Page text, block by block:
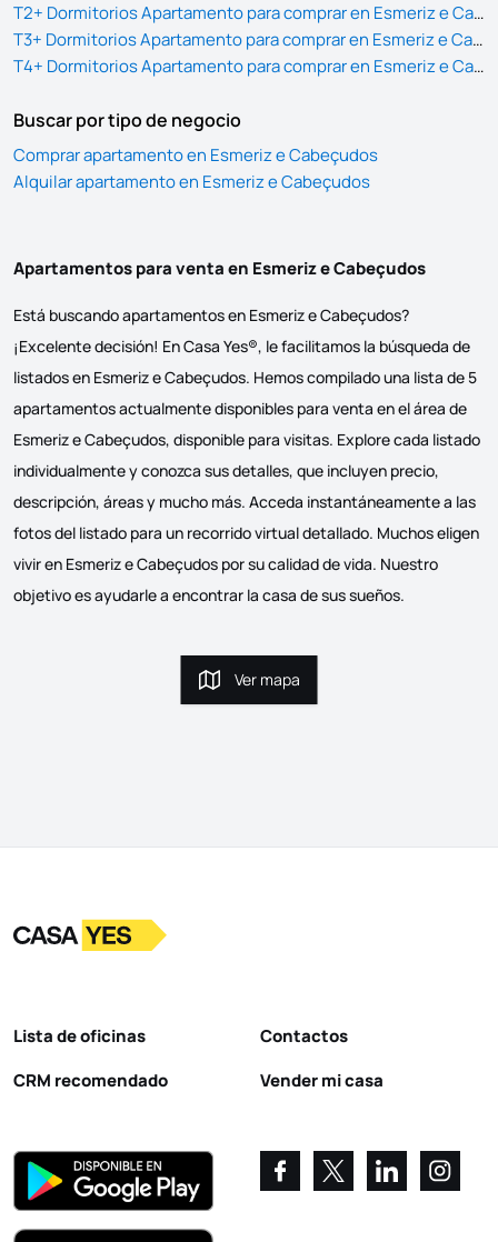
T2+ Dormitorios Apartamento para comprar en Esmeriz e Cabeçudos
T3+ Dormitorios Apartamento para comprar en Esmeriz e Cabeçudos
T4+ Dormitorios Apartamento para comprar en Esmeriz e Cabeçudos
Buscar por tipo de negocio
Comprar apartamento en Esmeriz e Cabeçudos
Alquilar apartamento en Esmeriz e Cabeçudos
Apartamentos para venta en Esmeriz e Cabeçudos
Está buscando apartamentos en Esmeriz e Cabeçudos?
¡Excelente decisión! En Casa Yes®, le facilitamos la búsqueda de
listados en Esmeriz e Cabeçudos. Hemos compilado una lista de 5
apartamentos actualmente disponibles para venta en el área de
Esmeriz e Cabeçudos, disponible para visitas. Explore cada listado
individualmente y conozca sus detalles, que incluyen precio,
descripción, áreas y mucho más. Acceda instantáneamente a las
fotos del listado para un recorrido virtual detallado. Muchos eligen
vivir en Esmeriz e Cabeçudos por su calidad de vida. Nuestro
objetivo es ayudarle a encontrar la casa de sus sueños.
Ver mapa
Ver mapa
Logotipo Ir a la página de inicio
Lista de oficinas
CRM recomendado
Contactos
Vender mi casa